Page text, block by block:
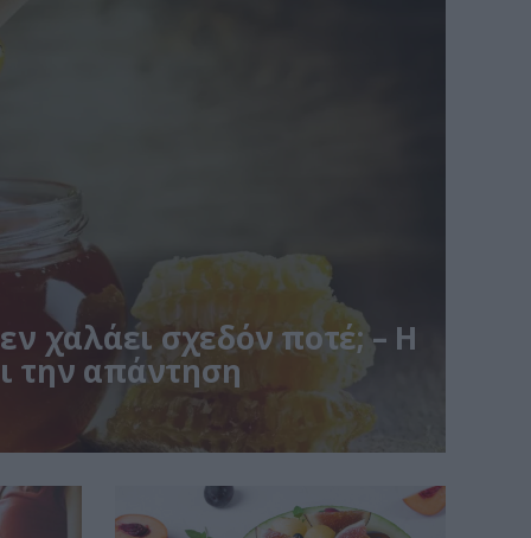
χαλάει σχεδόν ποτέ; – Η
την απάντηση